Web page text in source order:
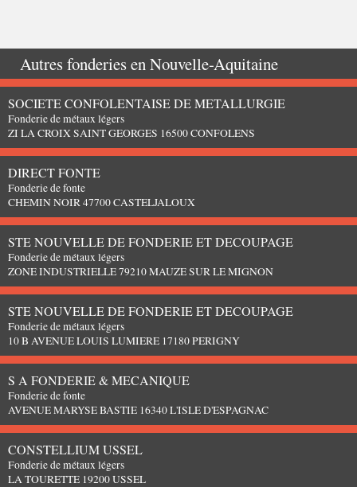
Autres fonderies enNouvelle-Aquitaine
SOCIETE CONFOLENTAISE DE METALLURGIE
Fonderie de métaux légers
ZI LA CROIX SAINT GEORGES 16500 CONFOLENS
DIRECT FONTE
Fonderie de fonte
CHEMIN NOIR 47700 CASTELJALOUX
STE NOUVELLE DE FONDERIE ET DECOUPAGE
Fonderie de métaux légers
ZONE INDUSTRIELLE 79210 MAUZE SUR LE MIGNON
STE NOUVELLE DE FONDERIE ET DECOUPAGE
Fonderie de métaux légers
10 B AVENUE LOUIS LUMIERE 17180 PERIGNY
S A FONDERIE & MECANIQUE
Fonderie de fonte
AVENUE MARYSE BASTIE 16340 L'ISLE D'ESPAGNAC
CONSTELLIUM USSEL
Fonderie de métaux légers
LA TOURETTE 19200 USSEL